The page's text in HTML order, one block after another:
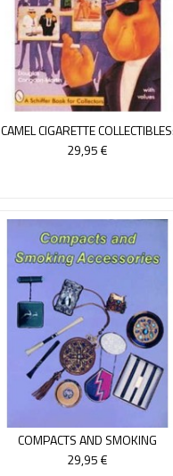
CAMEL CIGARETTE COLLECTIBLES:
1964-1995
29,95 €
COMPACTS AND SMOKING
ACCESSORIES
29,95 €